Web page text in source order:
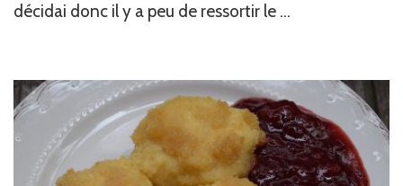
décidai donc il y a peu de ressortir le …